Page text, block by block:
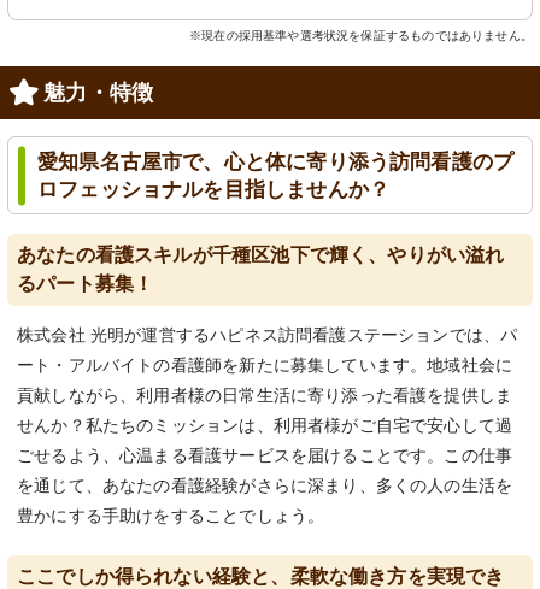
※現在の採用基準や選考状況を保証するものではありません。
魅力・特徴
愛知県名古屋市で、心と体に寄り添う訪問看護のプ
ロフェッショナルを目指しませんか？
あなたの看護スキルが千種区池下で輝く、やりがい溢れ
るパート募集！
株式会社 光明が運営するハピネス訪問看護ステーションでは、パ
ート・アルバイトの看護師を新たに募集しています。地域社会に
貢献しながら、利用者様の日常生活に寄り添った看護を提供しま
せんか？私たちのミッションは、利用者様がご自宅で安心して過
ごせるよう、心温まる看護サービスを届けることです。この仕事
を通じて、あなたの看護経験がさらに深まり、多くの人の生活を
豊かにする手助けをすることでしょう。
ここでしか得られない経験と、柔軟な働き方を実現でき